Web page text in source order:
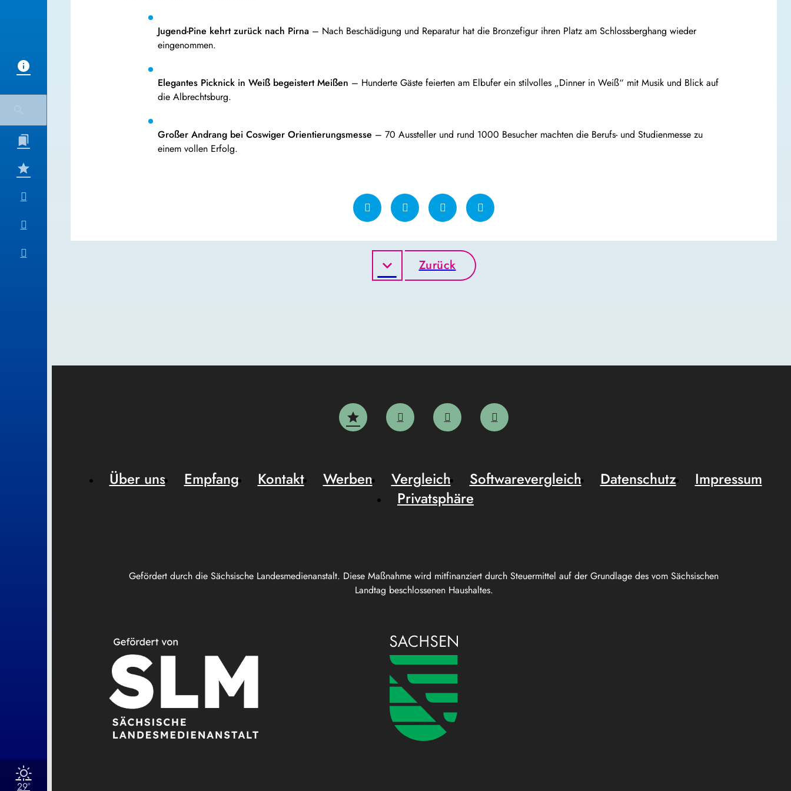
29°
Jugend-Pine kehrt zurück nach Pirna – Nach Beschädigung und Reparatur hat die Bronzefigur ihren Platz am Schlossberghang wieder
eingenommen.
Elegantes Picknick in Weiß begeistert Meißen – Hunderte Gäste feierten am Elbufer ein stilvolles „Dinner in Weiß“ mit Musik und Blick auf
die Albrechtsburg.
Großer Andrang bei Coswiger Orientierungsmesse – 70 Aussteller und rund 1000 Besucher machten die Berufs- und Studienmesse zu
einem vollen Erfolg.
Zurück
Gefördert durch die Sächsische Landesmedienanstalt. Diese Maßnahme wird mitfinanziert durch Steuermittel auf der Grundlage des vom Sächsischen
Landtag beschlossenen Haushaltes.
Über uns Empfang Kontakt Werben Vergleich Softwarevergleich Datenschutz
Impressum
Privatsphäre